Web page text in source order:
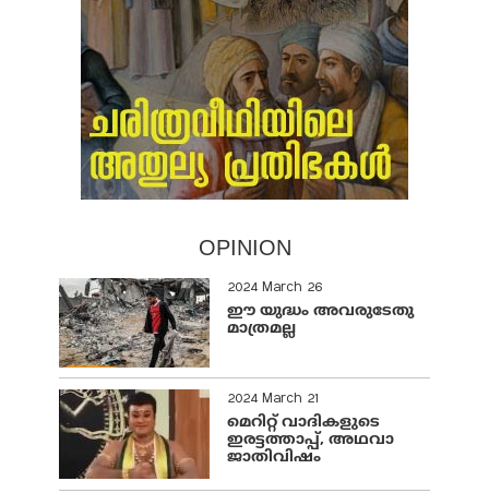
OPINION
2024 March 26
ഈ യുദ്ധം അവരുടേതു
മാത്രമല്ല
2024 March 21
മെറിറ്റ് വാദികളുടെ
ഇരട്ടത്താപ്പ്, അഥവാ
ജാതിവിഷം